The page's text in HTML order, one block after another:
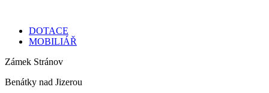
DOTACE
MOBILIÁŘ
Zámek Stránov
Benátky nad Jizerou